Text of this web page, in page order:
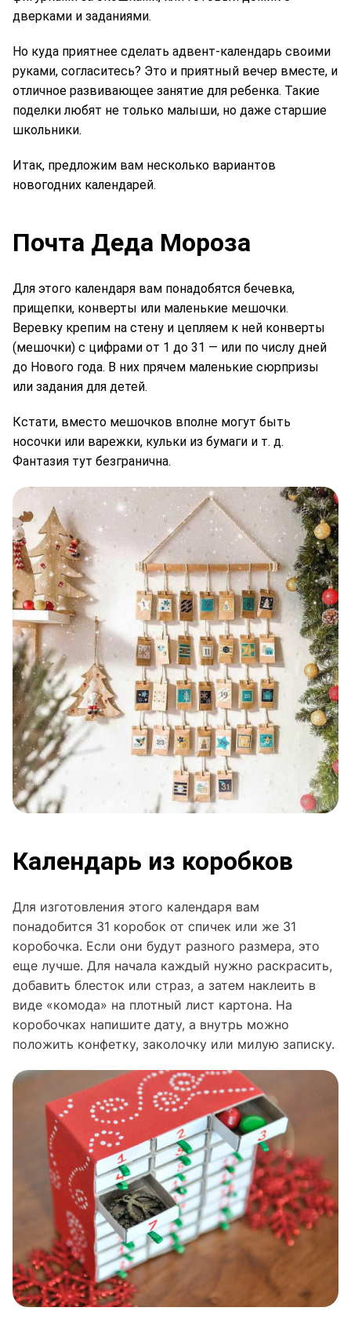
дверками и заданиями.
Но куда приятнее сделать адвент-календарь своими
руками, согласитесь? Это и приятный вечер вместе, и
отличное развивающее занятие для ребенка. Такие
поделки любят не только малыши, но даже старшие
школьники.
Итак, предложим вам несколько вариантов
новогодних календарей.
Почта Деда Мороза
Для этого календаря вам понадобятся бечевка,
прищепки, конверты или маленькие мешочки.
Веревку крепим на стену и цепляем к ней конверты
(мешочки) с цифрами от 1 до 31 — или по числу дней
до Нового года. В них прячем маленькие сюрпризы
или задания для детей.
Кстати, вместо мешочков вполне могут быть
носочки или варежки, кульки из бумаги и т. д.
Фантазия тут безгранична.
Календарь из коробков
Для изготовления этого календаря вам
понадобится 31 коробок от спичек или же 31
коробочка. Если они будут разного размера, это
еще лучше. Для начала каждый нужно раскрасить,
добавить блесток или страз, а затем наклеить в
виде «комода» на плотный лист картона. На
коробочках напишите дату, а внутрь можно
положить конфетку, заколочку или милую записку.